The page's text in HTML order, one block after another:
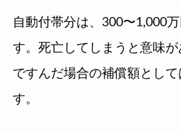
自動付帯分は、300〜1,000
す。死亡してしまうと意味
ですんだ場合の補償額とし
す。